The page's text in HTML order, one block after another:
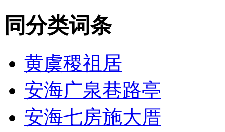
同分类词条
黄虞稷祖居
安海广泉巷路亭
安海七房施大厝